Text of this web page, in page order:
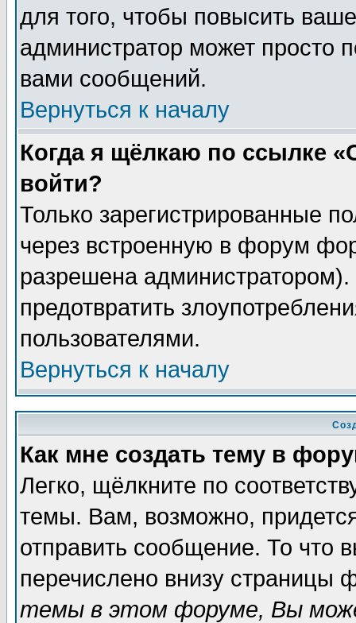
для того, чтобы повысить
администратор может просто
вами сообщений.
Вернуться к началу
Когда я щёлкаю по ссылке
войти?
Только зарегистрированные
через встроенную в форум
разрешена
предотвратить
пользователями.
Вернуться к началу
Как мне создать тему в
Легко, щёлкните по
темы. Вам, возможно,
отправить сообщение. То что
перечислено внизу страницы
темы в этом форуме, Вы